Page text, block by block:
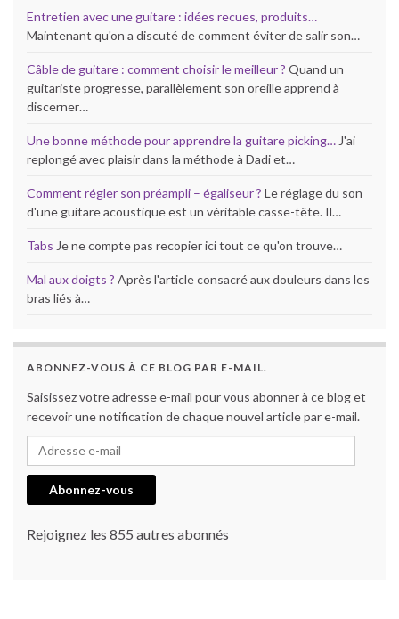
Entretien avec une guitare : idées recues, produits…
Maintenant qu'on a discuté de comment éviter de salir son…
Câble de guitare : comment choisir le meilleur ? Quand un
guitariste progresse, parallèlement son oreille apprend à
discerner…
Une bonne méthode pour apprendre la guitare picking… J'ai
replongé avec plaisir dans la méthode à Dadi et…
Comment régler son préampli – égaliseur ? Le réglage du son
d'une guitare acoustique est un véritable casse-tête. Il…
Tabs Je ne compte pas recopier ici tout ce qu'on trouve…
Mal aux doigts ? Après l'article consacré aux douleurs dans les
bras liés à…
ABONNEZ-VOUS À CE BLOG PAR E-MAIL.
Saisissez votre adresse e-mail pour vous abonner à ce blog et
recevoir une notification de chaque nouvel article par e-mail.
Adresse e-mail
Abonnez-vous
Rejoignez les 855 autres abonnés